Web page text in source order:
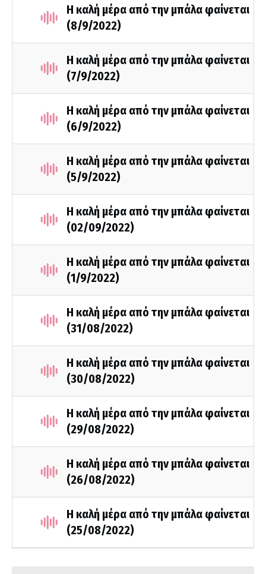
Η καλή μέρα από την μπάλα φαίνεται
(8/9/2022)
Η καλή μέρα από την μπάλα φαίνεται
(7/9/2022)
Η καλή μέρα από την μπάλα φαίνεται
(6/9/2022)
Η καλή μέρα από την μπάλα φαίνεται
(5/9/2022)
Η καλή μέρα από την μπάλα φαίνεται
(02/09/2022)
Η καλή μέρα από την μπάλα φαίνεται
(1/9/2022)
Η καλή μέρα από την μπάλα φαίνεται
(31/08/2022)
Η καλή μέρα από την μπάλα φαίνεται
(30/08/2022)
Η καλή μέρα από την μπάλα φαίνεται
(29/08/2022)
Η καλή μέρα από την μπάλα φαίνεται
(26/08/2022)
Η καλή μέρα από την μπάλα φαίνεται
(25/08/2022)